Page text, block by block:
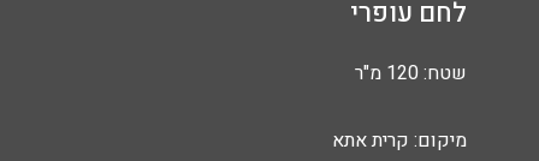
לחם עופרי
שטח: 120 מ"ר
מיקום: קרית אתא